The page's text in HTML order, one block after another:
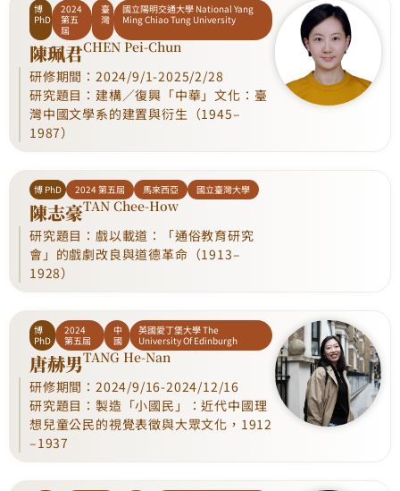
博
PhD
2024
第五
屆
臺
灣
國立陽明交通大學 National Yang
Ming Chiao Tung University
陳珮君CHEN Pei-Chun
研修期間：2024/9/1-2025/2/28
研究題目：建構／復興「中華」文化：臺
灣中國文學系的建置與衍生（1945–
1987）
博 PhD 2024 第五屆 馬來西亞 國立臺灣大學
陳志豪TAN Chee-How
研究題目：戲以載道：「通俗教育研究
會」的戲劇改良與道德革命（1913–
1928）
博
PhD
2024
第五屆
中
國
英國愛丁堡大學 The
University Of Edinburgh
唐赫男TANG He-Nan
研修期間：2024/9/16-2024/12/16
研究題目：製造「小國民」：近代中國理
想兒童公民的視覺表徵與大眾文化，1912
–1937